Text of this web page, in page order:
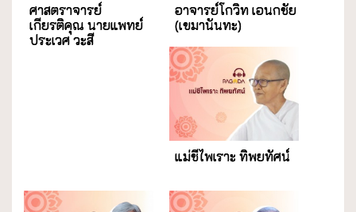
ศาสตราจารย์
เกียรติคุณ นายแพทย์
ประเวศ วะสี
อาจารย์โกวิท เอนกชัย
(เขมานันทะ)
แม่ชีไพเราะ ทิพยทัศน์